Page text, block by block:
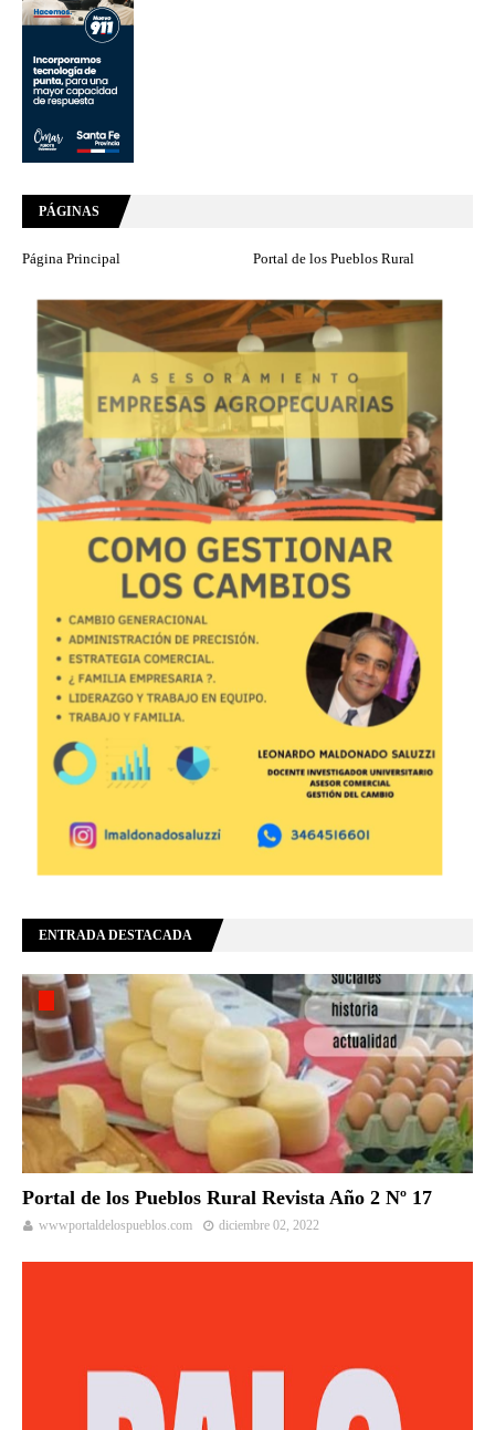
PÁGINAS
Página Principal Portal de los Pueblos Rural
ENTRADA DESTACADA
Portal de los Pueblos Rural Revista Año 2 Nº 17
wwwportaldelospueblos.com diciembre 02, 2022